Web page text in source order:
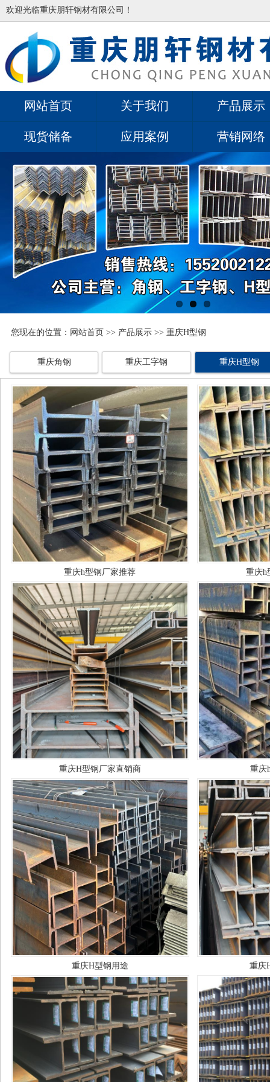
欢迎光临重庆朋轩钢材有限公司！
网站首页 关于我们 产品展示
现货储备 应用案例 营销网络
您现在的位置： 网站首页 >> 产品展示 >> 重庆H型钢
重庆角钢 重庆工字钢 重庆H型钢
重庆h型钢厂家推荐 重庆h
重庆H型钢厂家直销商 重庆
重庆H型钢用途 重庆